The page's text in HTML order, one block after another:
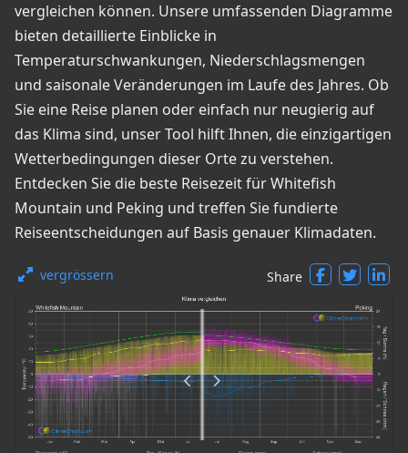
vergleichen können. Unsere umfassenden Diagramme
bieten detaillierte Einblicke in
Temperaturschwankungen, Niederschlagsmengen
und saisonale Veränderungen im Laufe des Jahres. Ob
Sie eine Reise planen oder einfach nur neugierig auf
das Klima sind, unser Tool hilft Ihnen, die einzigartigen
Wetterbedingungen dieser Orte zu verstehen.
Entdecken Sie die beste Reisezeit für Whitefish
Mountain und Peking und treffen Sie fundierte
Reiseentscheidungen auf Basis genauer Klimadaten.
vergrössern Share